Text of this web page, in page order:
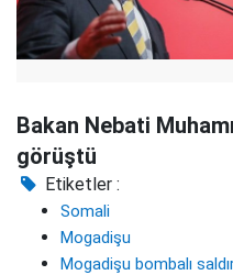
Bakan Nebati
görüştü
Etiketler :
Somali
Mogadişu
Mogadişu bombalı